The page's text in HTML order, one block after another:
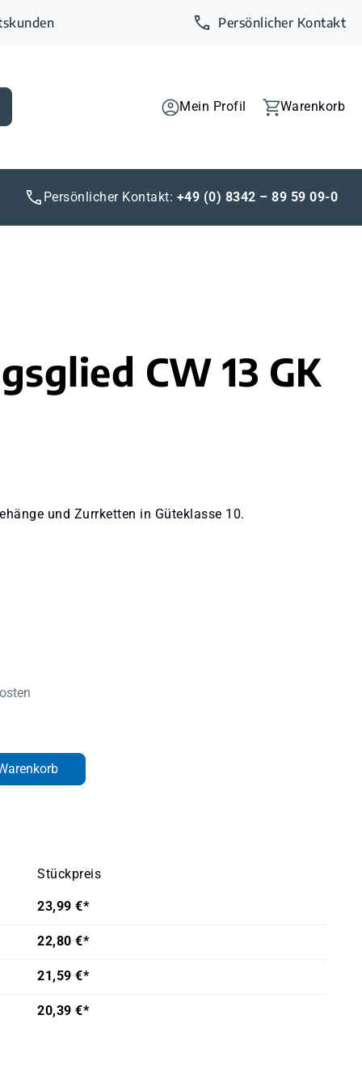
Persönlicher Kontakt
Mein Profil Warenkorb
Persönlicher Kontakt: +49 (0) 8342 – 89 59 09-0
CW 13 GK
und Zurrketten in Güteklasse 10.
gewünschten Wert ein oder
Stückpreis
23,99 €*
22,80 €*
21,59 €*
20,39 €*